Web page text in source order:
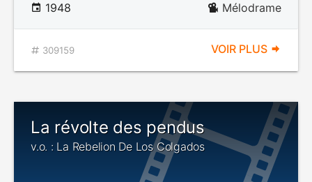
1948 Mélodrame
309159 VOIR PLUS
La révolte des pendus
v.o. : La Rebelion De Los Colgados